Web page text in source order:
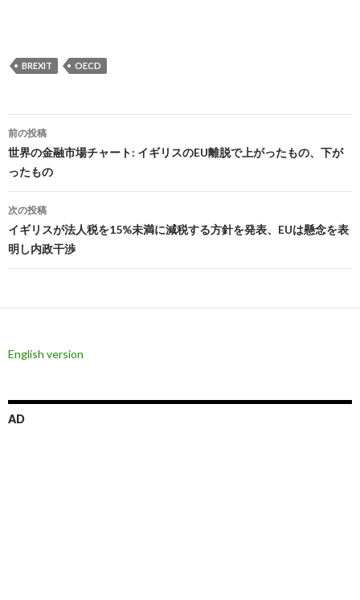
BREXIT OECD
投
稿
ナ
ビ
ゲ
ー
ン
前の投稿
世界の金融市場チャート: イギリスのEU離脱で上がったもの、下が
ったもの
次の投稿
イギリスが法人税を15%未満に減税する方針を発表、EUは懸念を表
明し内政干渉
English version
AD